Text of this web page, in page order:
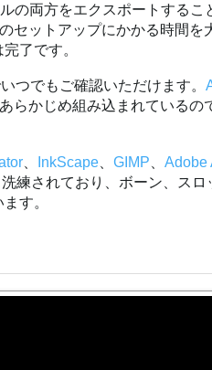
の両方をエクスポートする
セットアップにかかる時間を
了です。
つでもご確認いただけます。
らかじめ組み込まれているの
InkScape 、GIMP 、Adobe
練されており、ボーン、ス
す。